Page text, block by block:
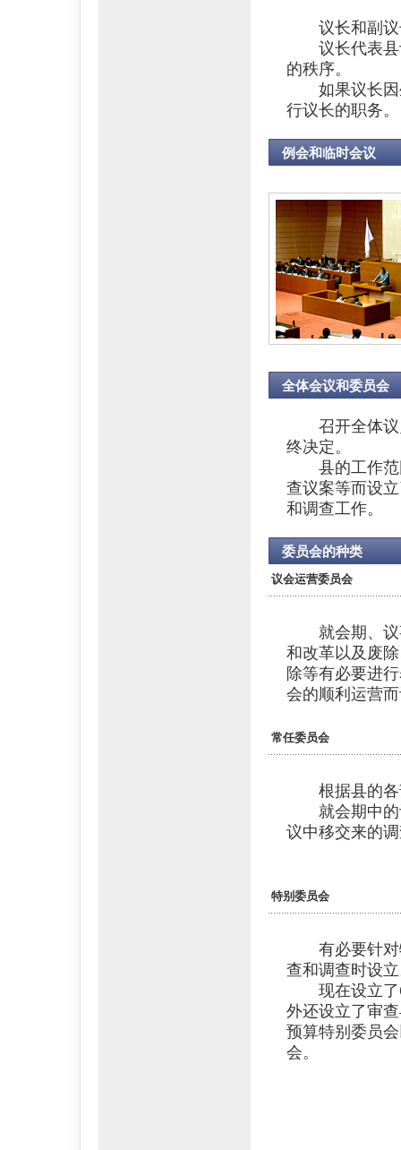
议长和副议
议长代表县
的秩序。
如果议长因
行议长的职务。
例会和临时会议
全体会议和委员会
召开全体议
终决定。
县的工作范
查议案等而设
和调查工作。
委员会的种类
议会运营委员会
就会期、议
和改革以及废
除等有必要进
会的顺利运营
常任委员会
根据县的各
就会期中的
议中移交来的
特别委员会
有必要针对
查和调查时设
现在设立了6
外还设立了审
预算特别委员
会。